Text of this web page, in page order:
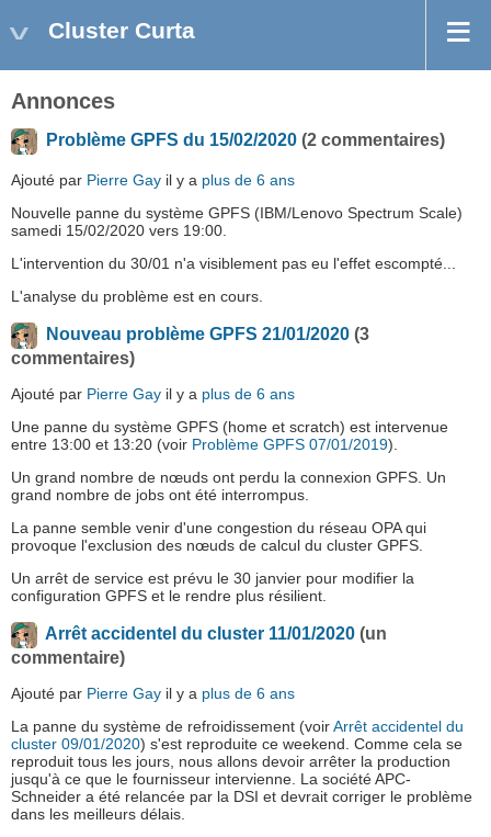
Cluster Curta
Annonces
Problème GPFS du 15/02/2020 (2 commentaires)
Ajouté par Pierre Gay il y a plus de 6 ans
Nouvelle panne du système GPFS (IBM/Lenovo Spectrum Scale)
samedi 15/02/2020 vers 19:00.
L'intervention du 30/01 n'a visiblement pas eu l'effet escompté...
L'analyse du problème est en cours.
Nouveau problème GPFS 21/01/2020 (3
commentaires)
Ajouté par Pierre Gay il y a plus de 6 ans
Une panne du système GPFS (home et scratch) est intervenue
entre 13:00 et 13:20 (voir Problème GPFS 07/01/2019).
Un grand nombre de nœuds ont perdu la connexion GPFS. Un
grand nombre de jobs ont été interrompus.
La panne semble venir d'une congestion du réseau OPA qui
provoque l'exclusion des nœuds de calcul du cluster GPFS.
Un arrêt de service est prévu le 30 janvier pour modifier la
configuration GPFS et le rendre plus résilient.
Arrêt accidentel du cluster 11/01/2020 (un
commentaire)
Ajouté par Pierre Gay il y a plus de 6 ans
La panne du système de refroidissement (voirArrêt accidentel du
cluster 09/01/2020) s'est reproduite ce weekend. Comme cela se
reproduit tous les jours, nous allons devoir arrêter la production
jusqu'à ce que le fournisseur intervienne. La société APC-
Schneider a été relancée par la DSI et devrait corriger le problème
dans les meilleurs délais.